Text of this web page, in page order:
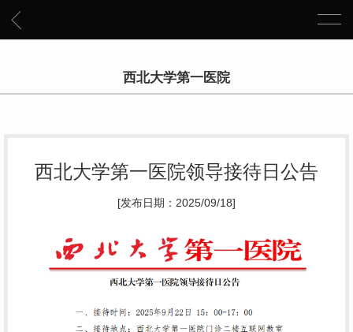
西北大学第一医院
西北大学第一医院领导接待日公告
[发布日期：2025/09/18]